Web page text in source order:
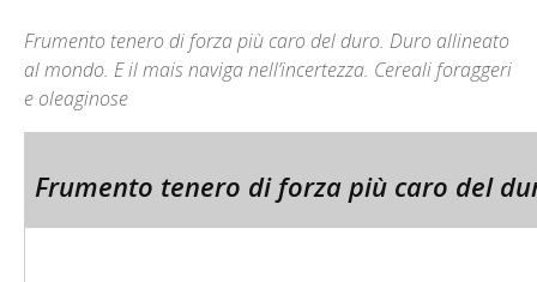
Frumento tenero di forza più caro del duro. Duro allineato
al mondo. E il mais naviga nell’incertezza. Cereali foraggeri
e oleaginose
Frumento tenero di forza più caro del